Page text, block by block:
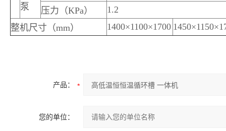
泵
压力（KPa）
1.2
整机尺寸（mm）
1400×1100×1700
产品：
您的单位：